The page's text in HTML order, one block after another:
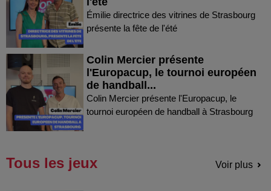
Émilie directrice des vitrines de Strasbourg
présente la fête de l'été
Colin Mercier présente
l'Europacup, le tournoi européen
de handball...
Colin Mercier présente l'Europacup, le
tournoi européen de handball à Strasbourg
Tous les jeux Voir plus